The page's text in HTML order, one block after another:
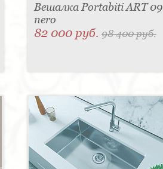
Вешалка Portabiti ART 09
nero
82 000 руб. 98 400 руб.